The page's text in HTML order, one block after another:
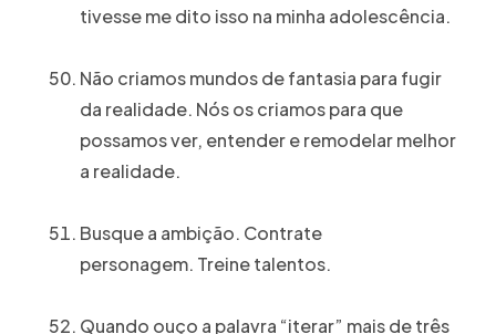
tivesse me dito isso na minha adolescência.
Não criamos mundos de fantasia para fugir
da realidade. Nós os criamos para que
possamos ver, entender e remodelar melhor
a realidade.
Busque a ambição. Contrate
personagem. Treine talentos.
Quando ouço a palavra “iterar” mais de três